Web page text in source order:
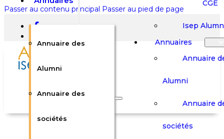
Passer au contenu principal Passer au pied de page
Rechercher sur le site
Rechercher
Annuaire des
Alumni
Annuaire des
sociétés
CGE
Isep
Annuaires
Annuaire
Alumni
Annuaire
sociétés